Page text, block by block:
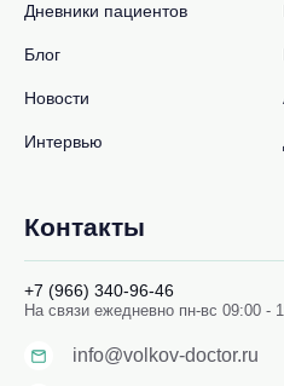
Дневники пациентов
Блог
Новости
Интервью
Контакты
+7 (966) 340-96-46
На связи ежедневно пн-вс 09:00 -
info@volkov-doctor.ru